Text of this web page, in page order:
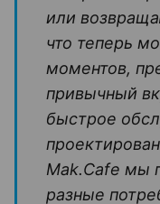
или
что теперь
моментов,
привычный
быстрое
Mak.Cafe мы
разные